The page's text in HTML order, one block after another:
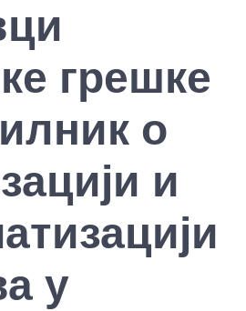
грешке
о
и
у